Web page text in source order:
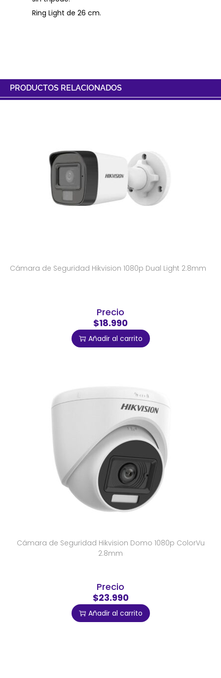
Ring Light de 26 cm.
PRODUCTOS RELACIONADOS
Cámara de Seguridad Hikvision 1080p Dual Light 2.8mm
Precio
$18.990
Añadir al carrito
Cámara de Seguridad Hikvision Domo 1080p ColorVu
2.8mm
Precio
$23.990
Añadir al carrito